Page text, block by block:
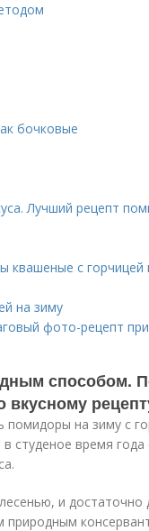
бочковые
Лучший рецепт
квашеные с горчицей
на зиму
фото-рецепт
способом.
помидоры на зиму с
время года
и достаточно
природным